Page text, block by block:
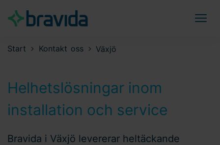
Start Kontakt oss Växjö
Helhetslösningar inom
installation och service
Bravida i Växjö levererar heltäckande